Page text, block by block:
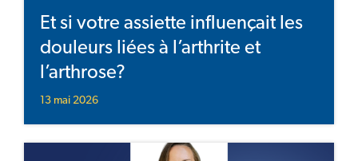
Et si votre assiette influençait les
douleurs liées à l’arthrite et
l’arthrose?
13 mai 2026